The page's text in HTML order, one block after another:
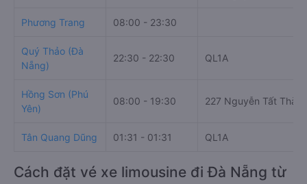
Phương Trang 08:00 - 23:30
Quý Thảo (Đà
Nẵng)
22:30 - 22:30 QL1A
Hồng Sơn (Phú
Yên)
08:00 - 19:30 227 Nguyễn Tất Thành
Tân Quang Dũng 01:31 - 01:31 QL1A
Cách đặt vé xe limousine đi Đà Nẵng từ